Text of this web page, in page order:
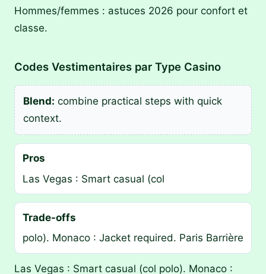
Hommes/femmes : astuces 2026 pour confort et
classe.
Codes Vestimentaires par Type Casino
Blend: combine practical steps with quick
context.
Pros
Las Vegas : Smart casual (col
Trade-offs
polo). Monaco : Jacket required. Paris Barrière
Las Vegas : Smart casual (col polo). Monaco :